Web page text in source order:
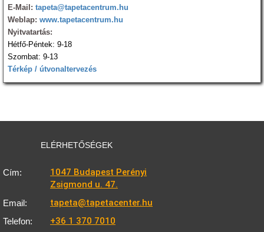
E-Mail: tapeta@tapetacentrum.hu
Weblap: www.tapetacentrum.hu
Nyitvatartás:
Hétfő-Péntek: 9-18
Szombat: 9-13
Térkép / útvonaltervezés
ELÉRHETŐSÉGEK
Cím:
1047 Budapest Perényi
Zsigmond u. 47.
Email: tapeta@tapetacenter.hu
Telefon: +36 1 370 7010